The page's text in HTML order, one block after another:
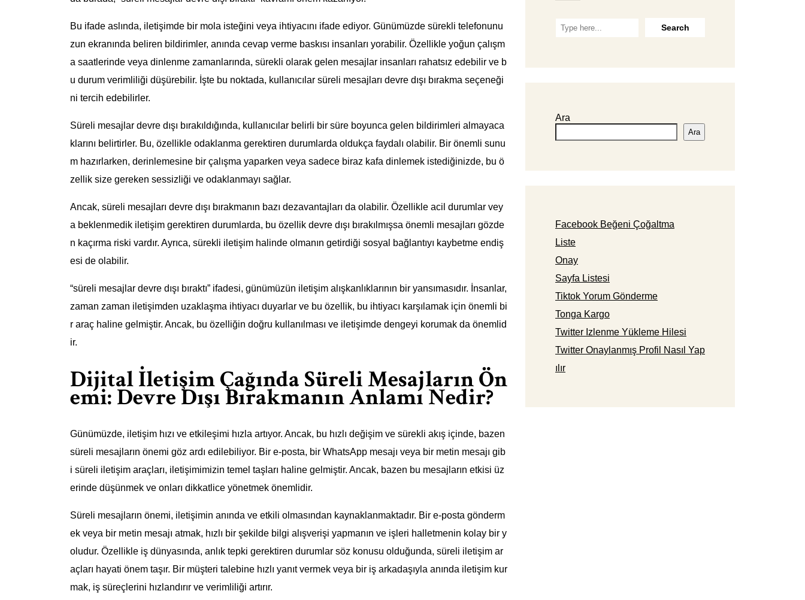
Bu ifade aslında, iletişimde bir mola isteğini veya ihtiyacını ifade ediyor. Günümüzde sürekli telefonunu
zun ekranında beliren bildirimler, anında cevap verme baskısı insanları yorabilir. Özellikle yoğun çalışm
a saatlerinde veya dinlenme zamanlarında, sürekli olarak gelen mesajlar insanları rahatsız edebilir ve b
u durum verimliliği düşürebilir. İşte bu noktada, kullanıcılar süreli mesajları devre dışı bırakma seçeneği
ni tercih edebilirler.
Süreli mesajlar devre dışı bırakıldığında, kullanıcılar belirli bir süre boyunca gelen bildirimleri almayaca
klarını belirtirler. Bu, özellikle odaklanma gerektiren durumlarda oldukça faydalı olabilir. Bir önemli sunu
m hazırlarken, derinlemesine bir çalışma yaparken veya sadece biraz kafa dinlemek istediğinizde, bu ö
zellik size gereken sessizliği ve odaklanmayı sağlar.
Ancak, süreli mesajları devre dışı bırakmanın bazı dezavantajları da olabilir. Özellikle acil durumlar vey
a beklenmedik iletişim gerektiren durumlarda, bu özellik devre dışı bırakılmışsa önemli mesajları gözde
n kaçırma riski vardır. Ayrıca, sürekli iletişim halinde olmanın getirdiği sosyal bağlantıyı kaybetme endiş
esi de olabilir.
“süreli mesajlar devre dışı bıraktı” ifadesi, günümüzün iletişim alışkanlıklarının bir yansımasıdır. İnsanlar,
zaman zaman iletişimden uzaklaşma ihtiyacı duyarlar ve bu özellik, bu ihtiyacı karşılamak için önemli bi
r araç haline gelmiştir. Ancak, bu özelliğin doğru kullanılması ve iletişimde dengeyi korumak da önemlid
ir.
Dijital İletişim Çağında Süreli Mesajların Ön
emi: Devre Dışı Bırakmanın Anlamı Nedir?
Günümüzde, iletişim hızı ve etkileşimi hızla artıyor. Ancak, bu hızlı değişim ve sürekli akış içinde, bazen
süreli mesajların önemi göz ardı edilebiliyor. Bir e-posta, bir WhatsApp mesajı veya bir metin mesajı gib
i süreli iletişim araçları, iletişimimizin temel taşları haline gelmiştir. Ancak, bazen bu mesajların etkisi üz
erinde düşünmek ve onları dikkatlice yönetmek önemlidir.
Süreli mesajların önemi, iletişimin anında ve etkili olmasından kaynaklanmaktadır. Bir e-posta gönderm
ek veya bir metin mesajı atmak, hızlı bir şekilde bilgi alışverişi yapmanın ve işleri halletmenin kolay bir y
oludur. Özellikle iş dünyasında, anlık tepki gerektiren durumlar söz konusu olduğunda, süreli iletişim ar
açları hayati önem taşır. Bir müşteri talebine hızlı yanıt vermek veya bir iş arkadaşıyla anında iletişim kur
mak, iş süreçlerini hızlandırır ve verimliliği artırır.
Ara
Ara
Facebook Beğeni Çoğaltma
Liste
Onay
Sayfa Listesi
Tiktok Yorum Gönderme
Tonga Kargo
Twitter Izlenme Yükleme Hilesi
Twitter Onaylanmış Profil Nasıl Yap
ılır